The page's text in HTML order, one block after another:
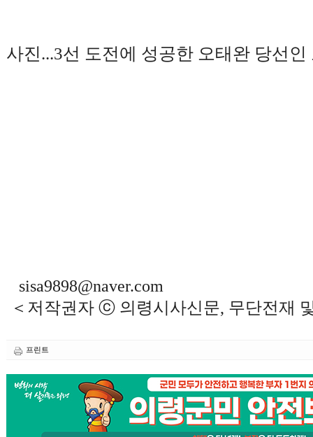
사진...3선 도전에 성공한 오태완 당선인
sisa9898@naver.com
＜저작권자 ⓒ 의령시사신문, 무단전재
프린트